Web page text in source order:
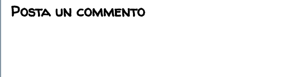
Posta un commento